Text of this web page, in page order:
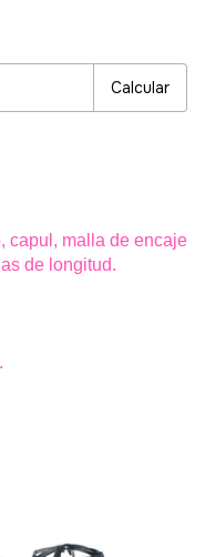
Calcular
capul, malla de encaje
de longitud.